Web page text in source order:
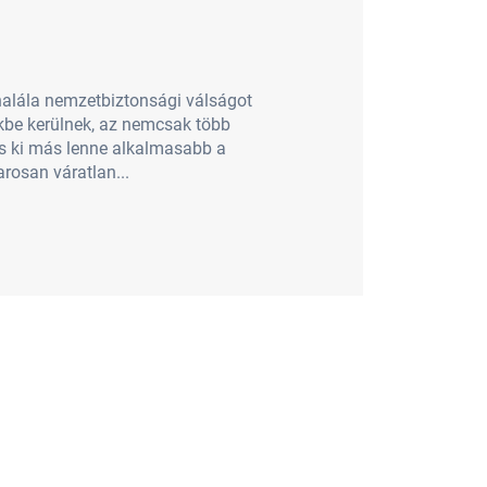
nemzetbiztonsági válságot
kerülnek, az nemcsak több
ki más lenne alkalmasabb a
váratlan...